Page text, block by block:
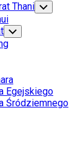
Thani Toggle
Child
Toggle
Child
Menu
Egejskiego
Śródziemnego